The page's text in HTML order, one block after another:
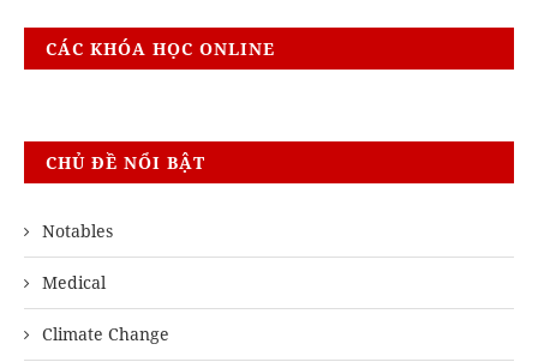
CÁC KHÓA HỌC ONLINE
CHỦ ĐỀ NỔI BẬT
Notables
Medical
Climate Change